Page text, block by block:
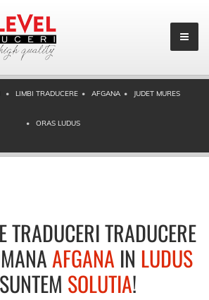
LIMBI TRADUCERE AFGANA JUDET MURES
ORAS LUDUS
TRADUCERI TRADUCERE
AFGANA IN LUDUS
SOLUTIA!